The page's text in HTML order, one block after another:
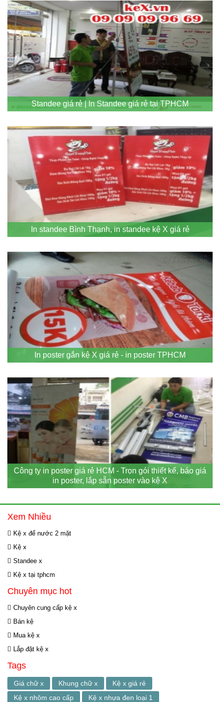
Standee giá rẻ | In Standee giá rẻ tại TPHCM
In standee Bình Thạnh, in standee kệ X giá rẻ
In poster gắn kệ X giá rẻ - in poster TPHCM
Công ty in poster giá rẻ HCM - Trọn gói thiết kế, báo giá
in poster, lắp sẵn poster vào kệ X
Xem Nhiều
Kệ x đế nước 2 mặt
Kệ x
Standee x
Kệ x tại tphcm
Chuyên mục hot
Chuyên cung cấp kệ x
Bán kệ
Mua kệ x
Lắp đặt kệ x
Tags
Giá chữ x Khung chữ x
Kệ x giá rẻ
Kệ x nhôm cao cấp
Kệ x nhựa đen loại 1